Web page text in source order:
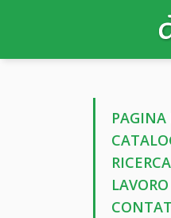
RICERCA
LAVORO